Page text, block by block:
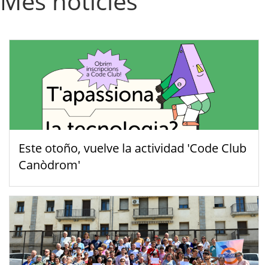
Este otoño, vuelve la actividad 'Code Club
Canòdrom'